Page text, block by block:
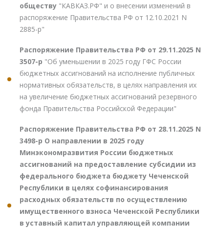
обществу "КАВКАЗ.РФ" и о внесении изменений в
распоряжение Правительства РФ от 12.10.2021 N
2885-р"
Распоряжение Правительства РФ от 29.11.2025 N
3507-р "Об уменьшении в 2025 году ГФС России
бюджетных ассигнований на исполнение публичных
нормативных обязательств, в целях направления их
на увеличение бюджетных ассигнований резервного
фонда Правительства Российской Федерации"
Распоряжение Правительства РФ от 28.11.2025 N
3498-р О направлении в 2025 году
Минэкономразвития России бюджетных
ассигнований на предоставление субсидии из
федерального бюджета бюджету Чеченской
Республики в целях софинансирования
расходных обязательств по осуществлению
имущественного взноса Чеченской Республики
в уставный капитал управляющей компании